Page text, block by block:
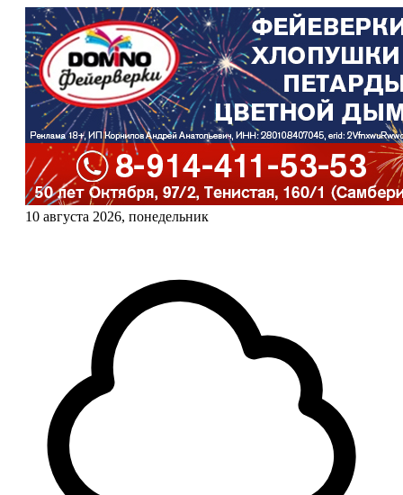
10 августа 2026, понедельник